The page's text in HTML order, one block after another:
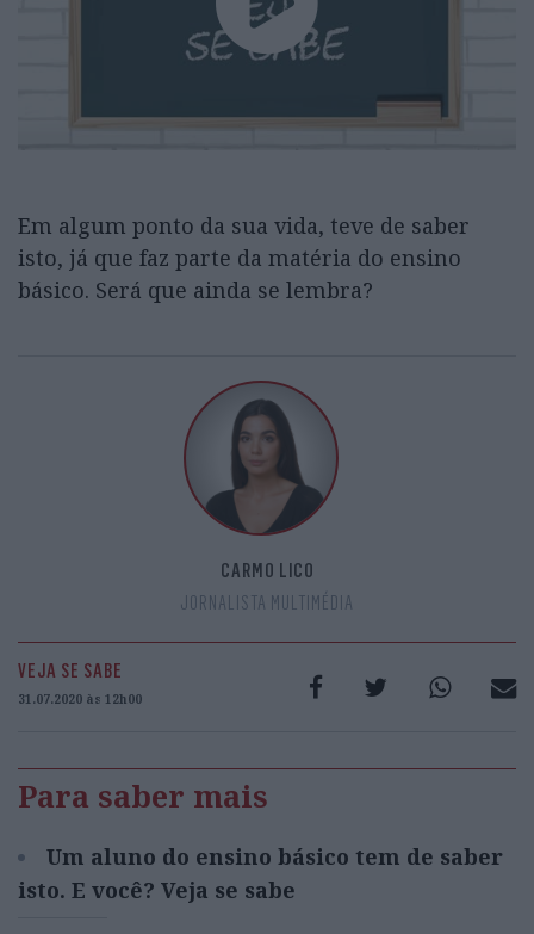
Em algum ponto da sua vida, teve de saber
isto, já que faz parte da matéria do ensino
básico. Será que ainda se lembra?
CARMO LICO
JORNALISTA MULTIMÉDIA
VEJA SE SABE
31.07.2020 às 12h00
Para saber mais
Um aluno do ensino básico tem de saber
isto. E você? Veja se sabe